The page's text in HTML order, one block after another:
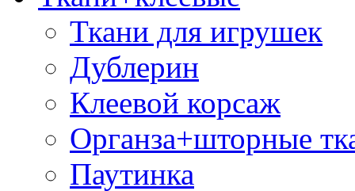
Ткани для игрушек
Дублерин
Клеевой корсаж
Органза+шторные
Паутинка